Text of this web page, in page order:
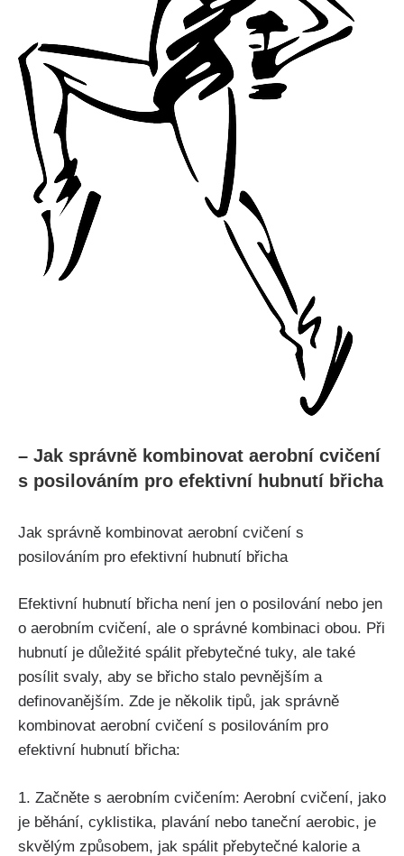
– Jak správně​ kombinovat aerobní cvičení⁢
s‍ posilováním pro efektivní hubnutí břicha
Jak správně kombinovat⁢ aerobní cvičení ⁢s
posilováním pro efektivní hubnutí břicha
Efektivní hubnutí břicha není jen ⁢o posilování nebo ⁢jen‍
o aerobním cvičení, ale o správné kombinaci obou. Při
hubnutí je důležité​ spálit přebytečné tuky, ⁤ale také
posílit svaly, aby se břicho stalo pevnějším a
definovanějším. Zde‍ je několik‍ tipů, jak správně
kombinovat aerobní cvičení s ‌posilováním pro
efektivní hubnutí ‍břicha:
1. Začněte⁢ s aerobním cvičením:⁢ Aerobní⁤ cvičení, ‍jako
je běhání, cyklistika, plavání ‍nebo taneční aerobic, je
skvělým způsobem, ​jak spálit přebytečné‍ kalorie‌ a